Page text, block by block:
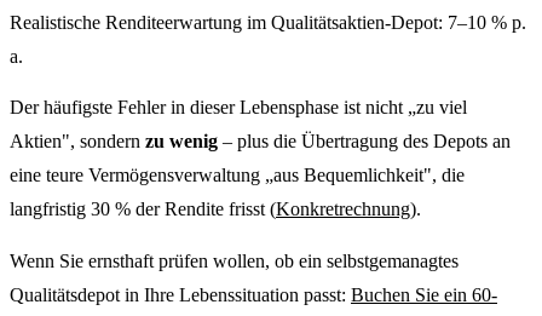
Realistische Renditeerwartung im Qualitätsaktien-Depot: 7–10 % p.
a.
Der häufigste Fehler in dieser Lebensphase ist nicht „zu viel
Aktien", sondern zu wenig – plus die Übertragung des Depots an
eine teure Vermögensverwaltung „aus Bequemlichkeit", die
langfristig 30 % der Rendite frisst (Konkretrechnung).
Wenn Sie ernsthaft prüfen wollen, ob ein selbstgemanagtes
Qualitätsdepot in Ihre Lebenssituation passt: Buchen Sie ein 60-